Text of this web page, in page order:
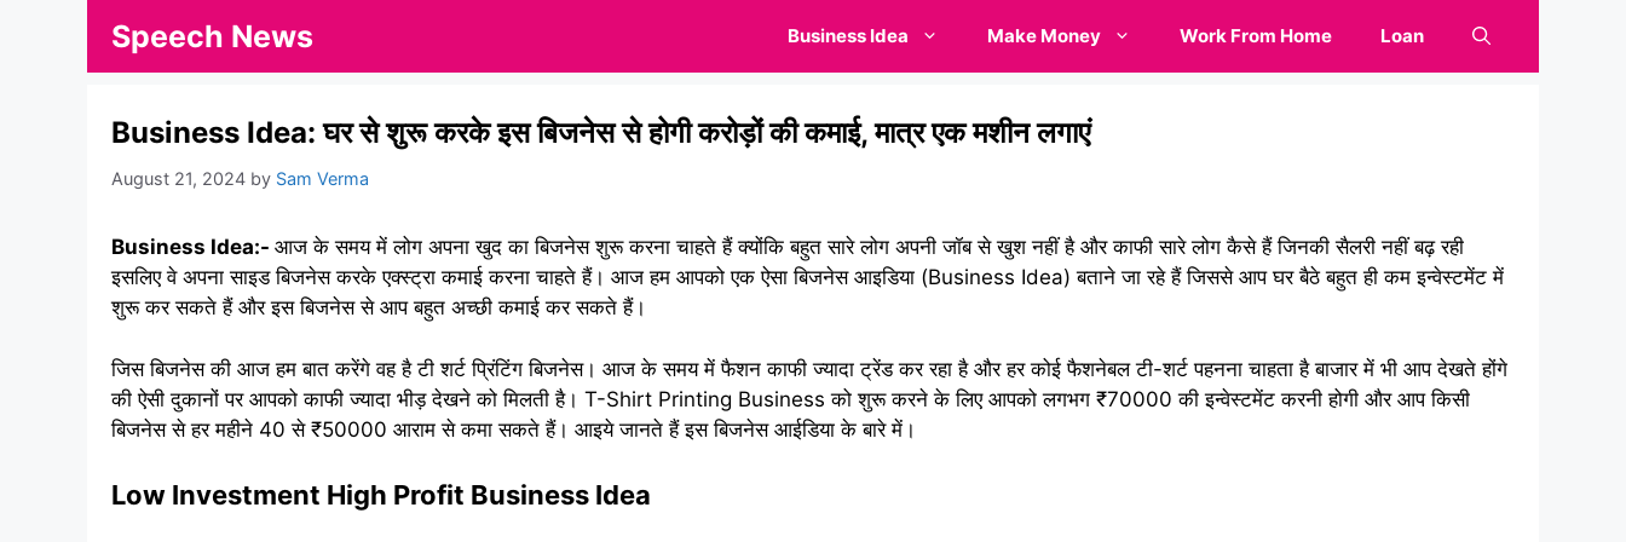
Speech News Business Idea Make Money Work From Home Loan
Business Idea: घर से शुरू करके इस बिजनेस से होगी करोड़ों की कमाई, मात्र एक मशीन लगाएं
August 21, 2024 by Sam Verma
Business Idea:- आज के समय में लोग अपना खुद का बिजनेस शुरू करना चाहते हैं क्योंकि बहुत सारे लोग अपनी जॉब से खुश नहीं है और काफी सारे लोग कैसे हैं जिनकी सैलरी नहीं बढ़ रही
इसलिए वे अपना साइड बिजनेस करके एक्स्ट्रा कमाई करना चाहते हैं। आज हम आपको एक ऐसा बिजनेस आइडिया (Business Idea) बताने जा रहे हैं जिससे आप घर बैठे बहुत ही कम इन्वेस्टमेंट में
शुरू कर सकते हैं और इस बिजनेस से आप बहुत अच्छी कमाई कर सकते हैं।
जिस बिजनेस की आज हम बात करेंगे वह है टी शर्ट प्रिंटिंग बिजनेस। आज के समय में फैशन काफी ज्यादा ट्रेंड कर रहा है और हर कोई फैशनेबल टी-शर्ट पहनना चाहता है बाजार में भी आप देखते होंगे
की ऐसी दुकानों पर आपको काफी ज्यादा भीड़ देखने को मिलती है। T-Shirt Printing Business को शुरू करने के लिए आपको लगभग ₹70000 की इन्वेस्टमेंट करनी होगी और आप किसी
बिजनेस से हर महीने 40 से ₹50000 आराम से कमा सकते हैं। आइये जानते हैं इस बिजनेस आईडिया के बारे में।
Low Investment High Profit Business Idea